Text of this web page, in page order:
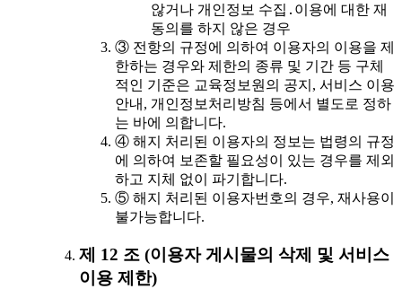
않거나 개인정보 수집․이용에 대한 재
동의를 하지 않은 경우
③ 전항의 규정에 의하여 이용자의 이용을 제
한하는 경우와 제한의 종류 및 기간 등 구체
적인 기준은 교육정보원의 공지, 서비스 이용
안내, 개인정보처리방침 등에서 별도로 정하
는 바에 의합니다.
④ 해지 처리된 이용자의 정보는 법령의 규정
에 의하여 보존할 필요성이 있는 경우를 제외
하고 지체 없이 파기합니다.
⑤ 해지 처리된 이용자번호의 경우, 재사용이
불가능합니다.
제 12 조 (이용자 게시물의 삭제 및 서비스
이용 제한)